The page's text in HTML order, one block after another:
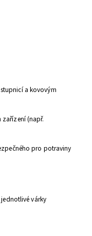
a kovovým
(např.
pro potraviny
várky